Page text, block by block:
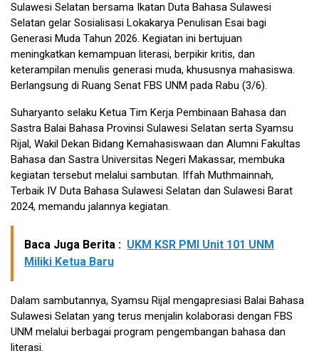
Sulawesi Selatan bersama Ikatan Duta Bahasa Sulawesi
Selatan gelar Sosialisasi Lokakarya Penulisan Esai bagi
Generasi Muda Tahun 2026. Kegiatan ini bertujuan
meningkatkan kemampuan literasi, berpikir kritis, dan
keterampilan menulis generasi muda, khususnya mahasiswa.
Berlangsung di Ruang Senat FBS UNM pada Rabu (3/6).
Suharyanto selaku Ketua Tim Kerja Pembinaan Bahasa dan
Sastra Balai Bahasa Provinsi Sulawesi Selatan serta Syamsu
Rijal, Wakil Dekan Bidang Kemahasiswaan dan Alumni Fakultas
Bahasa dan Sastra Universitas Negeri Makassar, membuka
kegiatan tersebut melalui sambutan. Iffah Muthmainnah,
Terbaik IV Duta Bahasa Sulawesi Selatan dan Sulawesi Barat
2024, memandu jalannya kegiatan.
Baca Juga Berita : UKM KSR PMI Unit 101 UNM
Miliki Ketua Baru
Dalam sambutannya, Syamsu Rijal mengapresiasi Balai Bahasa
Sulawesi Selatan yang terus menjalin kolaborasi dengan FBS
UNM melalui berbagai program pengembangan bahasa dan
literasi.